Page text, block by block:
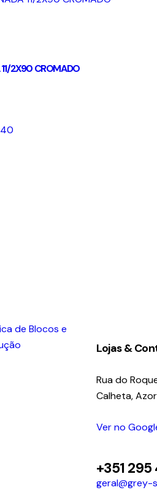
11/2X90 CROMADO
Lojas &
Rua do
Calheta,
Ver no
+351
geral@grey-